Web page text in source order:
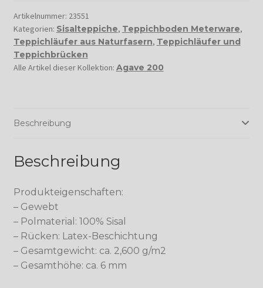
Artikelnummer: 23551
Kategorien: Sisalteppiche, Teppichboden Meterware,
Teppichläufer aus Naturfasern, Teppichläufer und
Teppichbrücken
Alle Artikel dieser Kollektion: Agave 200
Beschreibung
Beschreibung
Produkteigenschaften:
– Gewebt
– Polmaterial: 100% Sisal
– Rücken: Latex-Beschichtung
– Gesamtgewicht: ca. 2,600 g/m2
– Gesamthöhe: ca. 6 mm